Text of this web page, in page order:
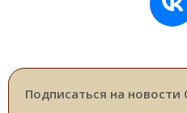
Подписаться на новости